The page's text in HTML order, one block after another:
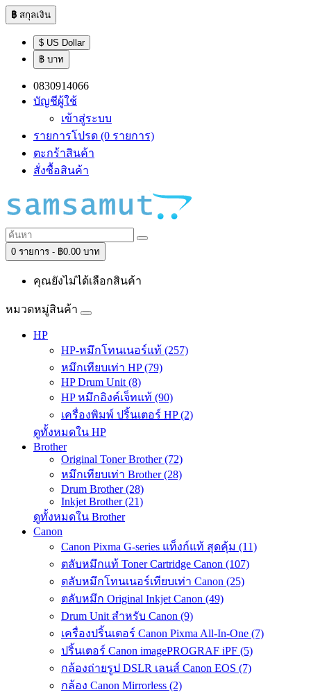
฿ สกุลเงิน
$ US Dollar
฿ บาท
0830914066
บัญชีผู้ใช้
เข้าสู่ระบบ
รายการโปรด (0 รายการ)
ตะกร้าสินค้า
สั่งซื้อสินค้า
0 รายการ - ฿0.00 บาท
คุณยังไม่ได้เลือกสินค้า
หมวดหมู่สินค้า
HP
HP-หมึกโทนเนอร์แท้ (257)
หมึกเทียบเท่า HP (79)
HP Drum Unit (8)
HP หมึกอิงค์เจ็ทแท้ (90)
เครื่องพิมพ์ ปริ้นเตอร์ HP (2)
ดูทั้งหมดใน HP
Brother
Original Toner Brother (72)
หมึกเทียบเท่า Brother (28)
Drum Brother (28)
Inkjet Brother (21)
ดูทั้งหมดใน Brother
Canon
Canon Pixma G-series แท็งก์แท้ สุดคุ้ม (11)
ตลับหมึกแท้ Toner Cartridge Canon (107)
ตลับหมึกโทนเนอร์เทียบเท่า Canon (25)
ตลับหมึก Original Inkjet Canon (49)
Drum Unit สำหรับ Canon (9)
เครื่องปริ้นเตอร์ Canon Pixma All-In-One (7)
ปริ้นเตอร์ Canon imagePROGRAF iPF (5)
กล้องถ่ายรูป DSLR เลนส์ Canon EOS (7)
กล้อง Canon Mirrorless (2)